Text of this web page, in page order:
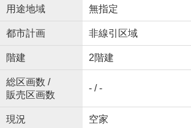
用途地域 無指定
都市計画 非線引区域
階建 2階建
総区画数 /
販売区画数
- / -
現況 空家